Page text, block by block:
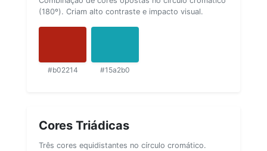
(180º). Criam alto contraste e impacto visual.
#b02214 #15a2b0
Cores Triádicas
Três cores equidistantes no círculo cromático.